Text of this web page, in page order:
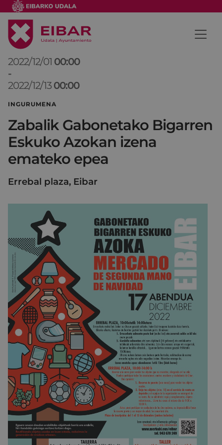
2022/12/01 00:00
-
2022/12/13 00:00
INGURUMENA
Zabalik Gabonetako Bigarren
Eskuko Azokan izena
emateko epea
Errebal plaza, Eibar